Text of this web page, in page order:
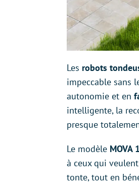
Les robots
impeccable sans
autonomie et en
intelligente, la
presque
Le modèle MOVA
à ceux qui
tonte, tout en